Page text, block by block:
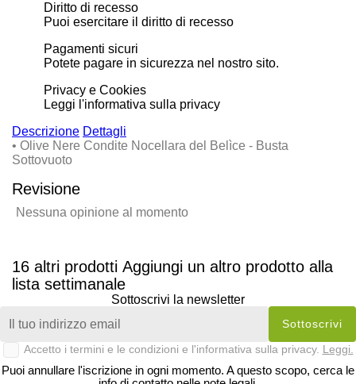
Diritto di recesso
Puoi esercitare il diritto di recesso
Pagamenti sicuri
Potete pagare in sicurezza nel nostro sito.
Privacy e Cookies
Leggi l'informativa sulla privacy
Descrizione Dettagli
• Olive Nere Condite Nocellara del Belìce - Busta
Sottovuoto
Revisione
Nessuna opinione al momento
16 altri prodotti Aggiungi un altro prodotto alla
lista settimanale
Sottoscrivi la newsletter
Accetto i termini e le condizioni e l'informativa sulla privacy. Leggi.
Puoi annullare l'iscrizione in ogni momento. A questo scopo, cerca le